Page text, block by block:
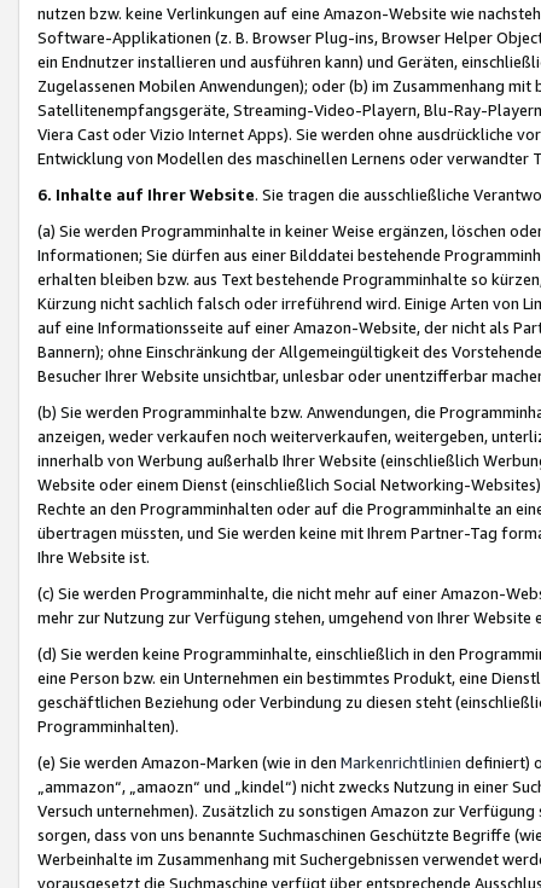
nutzen bzw. keine Verlinkungen auf eine Amazon-Website wie
Software-Applikationen (z. B. Browser Plug-ins, Browser Helper
ein Endnutzer installieren und ausführen kann) und Geräten,
Zugelassenen Mobilen Anwendungen); oder (b) im Zusammenhang
Satellitenempfangsgeräte, Streaming-Video-Playern, Blu-Ray-
Viera Cast oder Vizio Internet Apps). Sie werden ohne ausdrückliche
Entwicklung von Modellen des maschinellen Lernens oder
6. Inhalte auf Ihrer Website. Sie tragen die ausschließliche
(a) Sie werden Programminhalte in keiner Weise ergänzen, löschen
Informationen; Sie dürfen aus einer Bilddatei bestehende
erhalten bleiben bzw. aus Text bestehende Programminhalte so
Kürzung nicht sachlich falsch oder irreführend wird. Einige Arten von
auf eine Informationsseite auf einer Amazon-Website, der nicht als
Bannern); ohne Einschränkung der Allgemeingültigkeit des
Besucher Ihrer Website unsichtbar, unlesbar oder unentzifferbar
(b) Sie werden Programminhalte bzw. Anwendungen, die
anzeigen, weder verkaufen noch weiterverkaufen, weitergeben,
innerhalb von Werbung außerhalb Ihrer Website (einschließlich
Website oder einem Dienst (einschließlich Social Networking-
Rechte an den Programminhalten oder auf die Programminhalte an
übertragen müssten, und Sie werden keine mit Ihrem Partner-Tag
Ihre Website ist.
(c) Sie werden Programminhalte, die nicht mehr auf einer Amazon-
mehr zur Nutzung zur Verfügung stehen, umgehend von Ihrer
(d) Sie werden keine Programminhalte, einschließlich in den
eine Person bzw. ein Unternehmen ein bestimmtes Produkt, eine
geschäftlichen Beziehung oder Verbindung zu diesen steht
Programminhalten).
(e) Sie werden Amazon-Marken (wie in den Markenrichtlinien definiert)
„ammazon“, „amaozn“ und „kindel“) nicht zwecks Nutzung in einer
Versuch unternehmen). Zusätzlich zu sonstigen Amazon zur
sorgen, dass von uns benannte Suchmaschinen Geschützte Begriffe
Werbeinhalte im Zusammenhang mit Suchergebnissen verwendet
vorausgesetzt die Suchmaschine verfügt über entsprechende